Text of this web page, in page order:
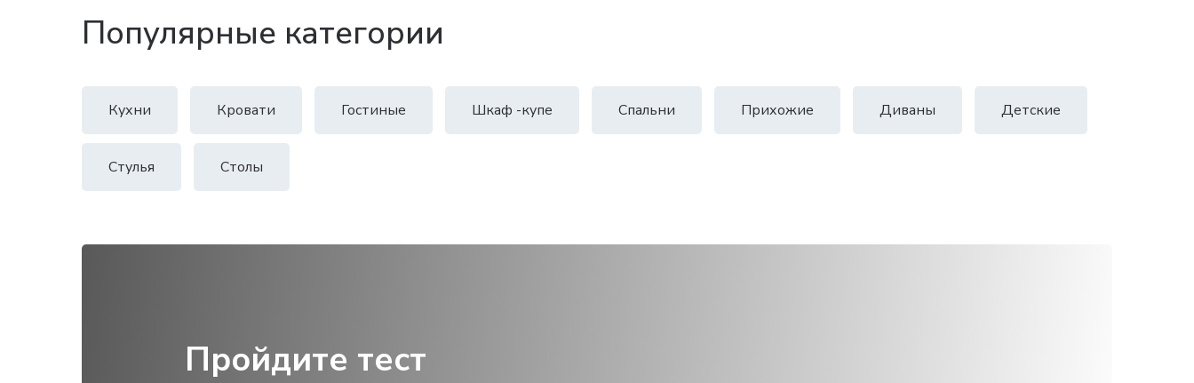
Популярные категории
Кухни Кровати Гостиные Шкаф -купе Спальни Прихожие Диваны Детские
Стулья Столы
Пройдите тест